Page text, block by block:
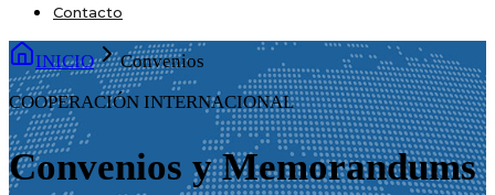
Contacto
INICIO
Convenios
COOPERACIÓN INTERNACIONAL
Convenios y Memorandums